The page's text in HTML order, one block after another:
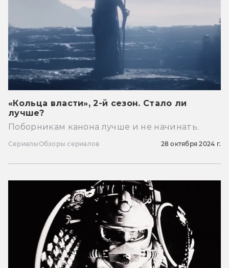
«Кольца власти», 2-й сезон. Стало ли
лучше?
Поборникам канона лучше и не начинать.
СериалыОбзоры сериалов 28 октября 2024 г.